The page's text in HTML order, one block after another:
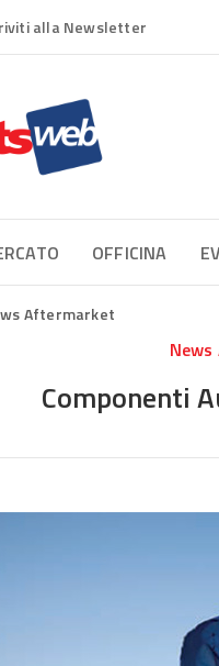
alla Newsletter
OFFICINA
Aftermarket
Componenti